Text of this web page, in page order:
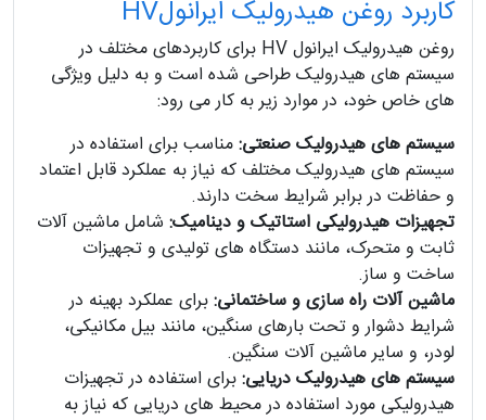
کاربرد روغن هیدرولیک ایرانولHV
روغن هیدرولیک ایرانول HV برای کاربردهای مختلف در
سیستم های هیدرولیک طراحی شده است و به دلیل ویژگی
های خاص خود، در موارد زیر به کار می رود:
سیستم های هیدرولیک صنعتی:مناسب برای استفاده در
سیستم های هیدرولیک مختلف که نیاز به عملکرد قابل اعتماد
و حفاظت در برابر شرایط سخت دارند.
تجهیزات هیدرولیکی استاتیک و دینامیک: شامل ماشین آلات
ثابت و متحرک، مانند دستگاه های تولیدی و تجهیزات
ساخت و ساز.
ماشین آلات راه سازی و ساختمانی:برای عملکرد بهینه در
شرایط دشوار و تحت بارهای سنگین، مانند بیل مکانیکی،
لودر، و سایر ماشین آلات سنگین.
سیستم های هیدرولیک دریایی:برای استفاده در تجهیزات
هیدرولیکی مورد استفاده در محیط های دریایی که نیاز به